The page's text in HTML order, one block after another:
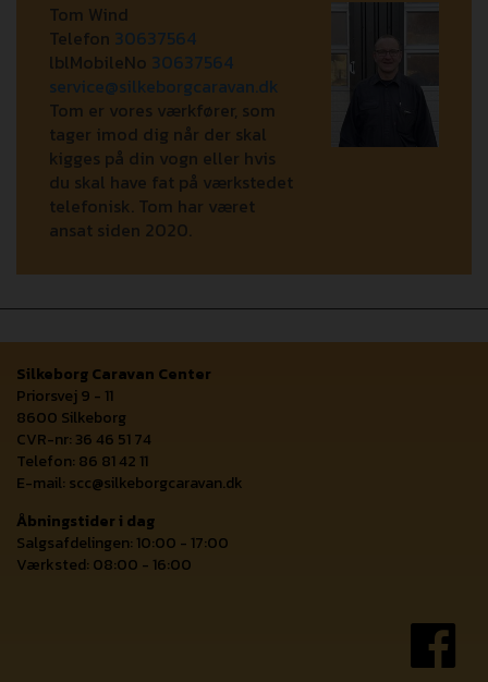
Tom Wind
Telefon 30637564
lblMobileNo 30637564
service@silkeborgcaravan.dk
Tom er vores værkfører, som
tager imod dig når der skal
kigges på din vogn eller hvis
du skal have fat på værkstedet
telefonisk. Tom har været
ansat siden 2020.
Silkeborg Caravan Center
Priorsvej 9 - 11
8600 Silkeborg
CVR-nr: 36 46 51 74
Telefon: 86 81 42 11
E-mail: scc@silkeborgcaravan.dk
Åbningstider i dag
Salgsafdelingen: 10:00 - 17:00
Værksted: 08:00 - 16:00